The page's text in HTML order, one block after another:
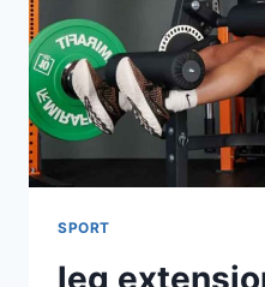
SPORT
leg